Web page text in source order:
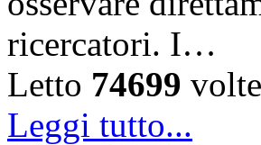
ricercatori. I…
Letto 74699 volte
Leggi tutto...